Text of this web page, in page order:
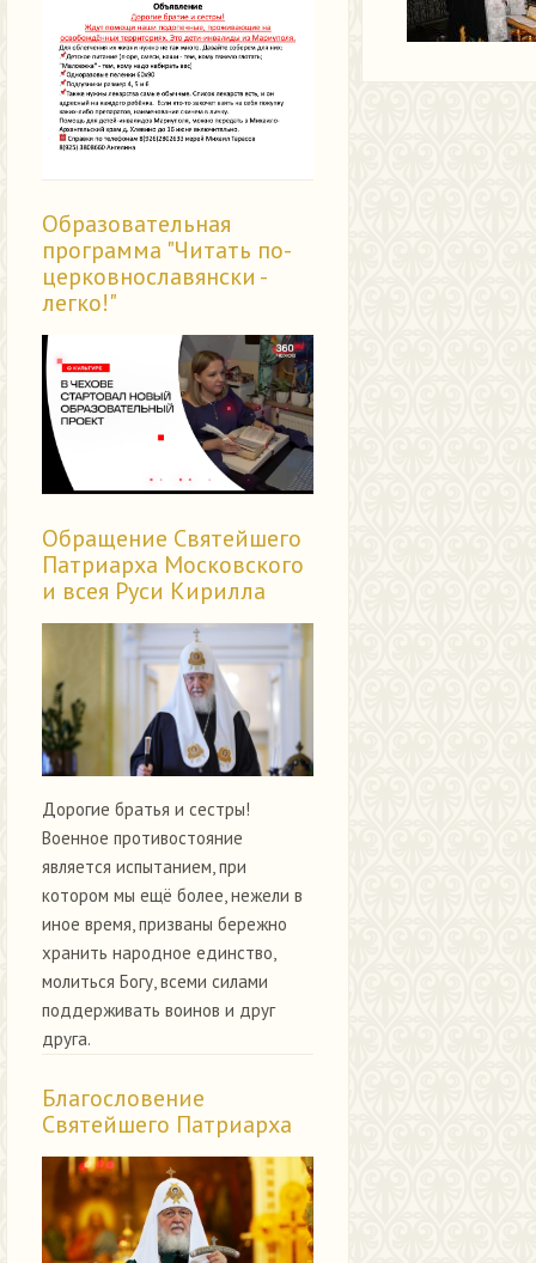
Образовательная
программа "Читать по-
церковнославянски -
легко!"
Обращение Святейшего
Патриарха Московского
и всея Руси Кирилла
Дорогие братья и сестры!
Военное противостояние
является испытанием, при
котором мы ещё более, нежели в
иное время, призваны бережно
хранить народное единство,
молиться Богу, всеми силами
поддерживать воинов и друг
друга.
Благословение
Святейшего Патриарха